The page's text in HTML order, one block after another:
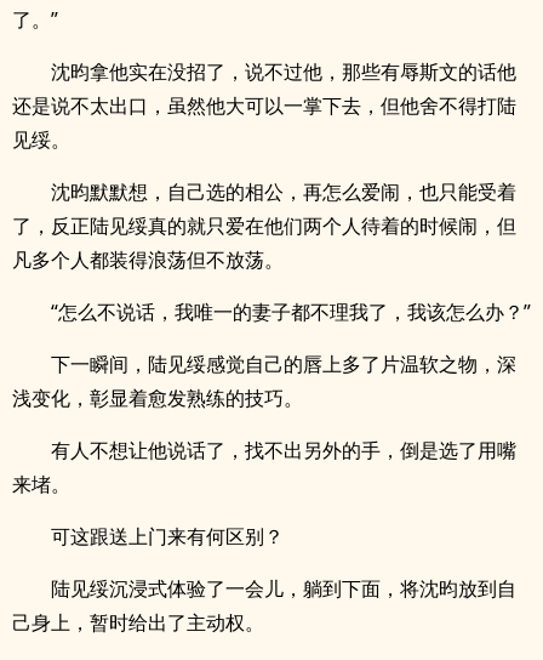
了。”
沈昀拿他实在没招了，说不过他，那些有辱斯文的话他
还是说不太出口，虽然他大可以一掌下去，但他舍不得打陆
见绥。
沈昀默默想，自己选的相公，再怎么爱闹，也只能受着
了，反正陆见绥真的就只爱在他们两个人待着的时候闹，但
凡多个人都装得浪荡但不放荡。
“怎么不说话，我唯一的妻子都不理我了，我该怎么办？”
下一瞬间，陆见绥感觉自己的唇上多了片温软之物，深
浅变化，彰显着愈发熟练的技巧。
有人不想让他说话了，找不出另外的手，倒是选了用嘴
来堵。
可这跟送上门来有何区别？
陆见绥沉浸式体验了一会儿，躺到下面，将沈昀放到自
己身上，暂时给出了主动权。